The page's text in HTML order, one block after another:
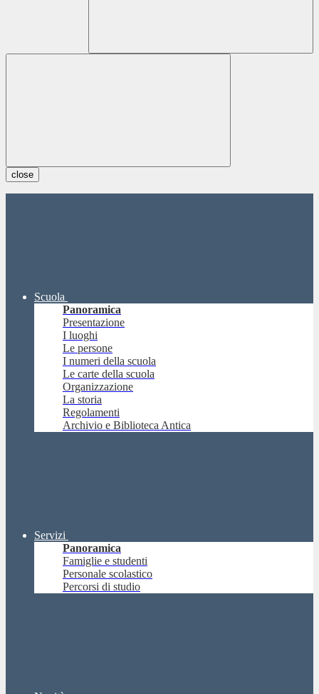
close
Scuola
Panoramica
Presentazione
I luoghi
Le persone
I numeri della scuola
Le carte della scuola
Organizzazione
La storia
Regolamenti
Archivio e Biblioteca Antica
Servizi
Panoramica
Famiglie e studenti
Personale scolastico
Percorsi di studio